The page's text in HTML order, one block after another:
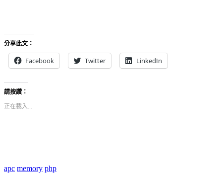
分享此文：
Facebook Twitter LinkedIn
請按讚：
正在載入...
apc memory php